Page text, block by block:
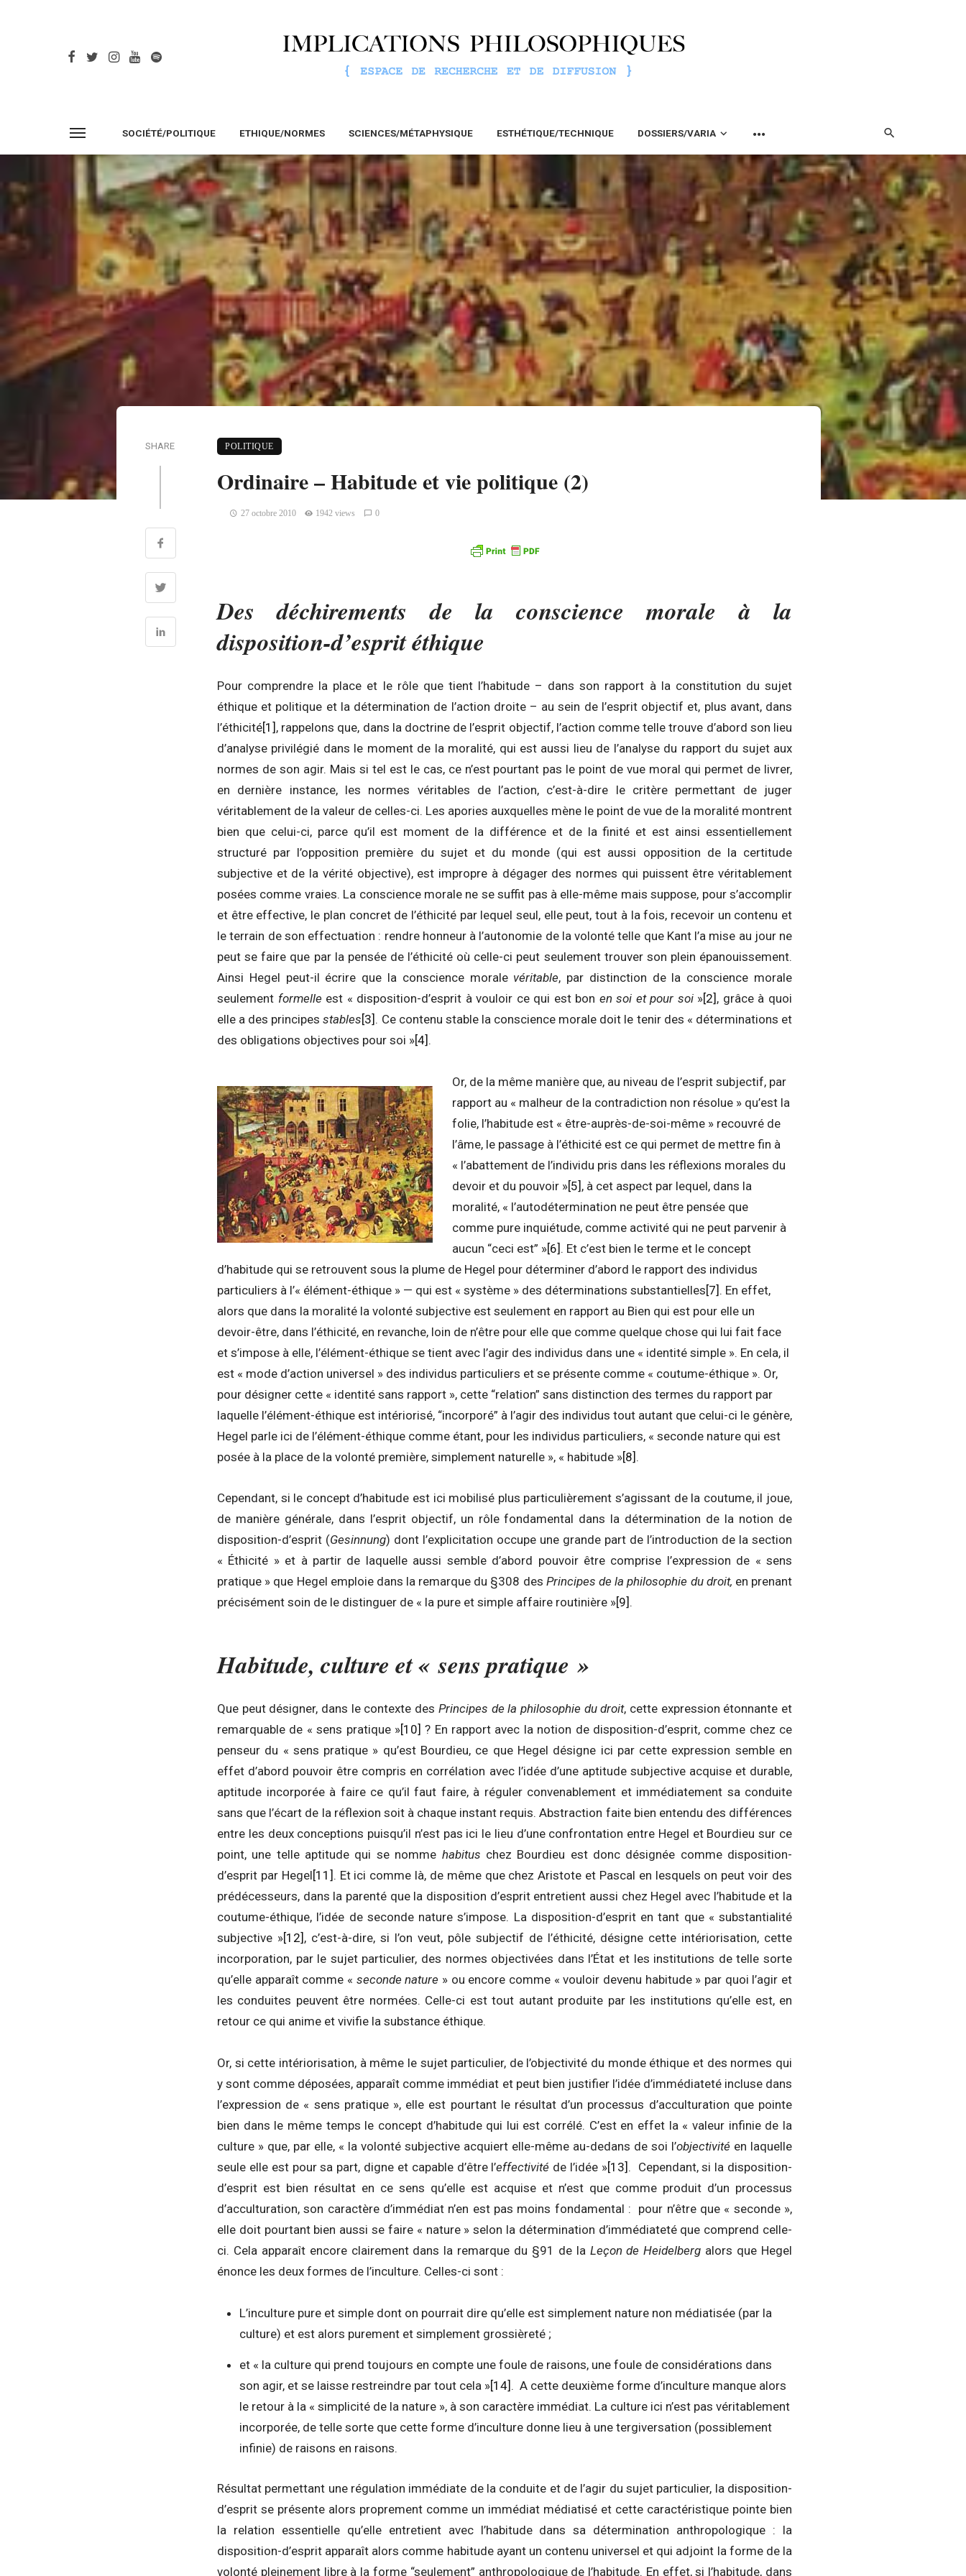
SOCIÉTÉ/POLITIQUE ETHIQUE/NORMES SCIENCES/MÉTAPHYSIQUE ESTHÉTIQUE/TECHNIQUE DOSSIERS/VARIA
SHARE POLITIQUE
Ordinaire – Habitude et vie politique (2)
27 octobre 2010 1942 views 0
Des déchirements de la conscience morale à la
disposition-d’esprit éthique
Pour comprendre la place et le rôle que tient l’habitude – dans son rapport à la constitution du sujet
éthique et politique et la détermination de l’action droite – au sein de l’esprit objectif et, plus avant, dans
l’éthicité[1] , rappelons que, dans la doctrine de l’esprit objectif, l’action comme telle trouve d’abord son lieu
d’analyse privilégié dans le moment de la moralité, qui est aussi lieu de l’analyse du rapport du sujet aux
normes de son agir. Mais si tel est le cas, ce n’est pourtant pas le point de vue moral qui permet de livrer,
en dernière instance, les normes véritables de l’action, c’est-à-dire le critère permettant de juger
véritablement de la valeur de celles-ci. Les apories auxquelles mène le point de vue de la moralité montrent
bien que celui-ci, parce qu’il est moment de la différence et de la finité et est ainsi essentiellement
structuré par l’opposition première du sujet et du monde (qui est aussi opposition de la certitude
subjective et de la vérité objective), est impropre à dégager des normes qui puissent être véritablement
posées comme vraies. La conscience morale ne se suffit pas à elle-même mais suppose, pour s’accomplir
et être effective, le plan concret de l’éthicité par lequel seul, elle peut, tout à la fois, recevoir un contenu et
le terrain de son effectuation : rendre honneur à l’autonomie de la volonté telle que Kant l’a mise au jour ne
peut se faire que par la pensée de l’éthicité où celle-ci peut seulement trouver son plein épanouissement.
Ainsi Hegel peut-il écrire que la conscience morale véritable, par distinction de la conscience morale
seulement formelle est « disposition-d’esprit à vouloir ce qui est bon en soi et pour soi»[2] , grâce à quoi
elle a des principesstables[3] . Ce contenu stable la conscience morale doit le tenir des « déterminations et
des obligations objectives pour soi »[4] .
Or, de la même manière que, au niveau de l’esprit subjectif, par
rapport au « malheur de la contradiction non résolue » qu’est la
folie, l’habitude est « être-auprès-de-soi-même » recouvré de
l’âme, le passage à l’éthicité est ce qui permet de mettre fin à
« l’abattement de l’individu pris dans les réflexions morales du
devoir et du pouvoir »[5] , à cet aspect par lequel, dans la
moralité, « l’autodétermination ne peut être pensée que
comme pure inquiétude, comme activité qui ne peut parvenir à
aucun “ceci est” »[6] . Et c’est bien le terme et le concept
d’habitude qui se retrouvent sous la plume de Hegel pour déterminer d’abord le rapport des individus
particuliers à l’« élément-éthique » — qui est « système » des déterminations substantielles[7] . En effet,
alors que dans la moralité la volonté subjective est seulement en rapport au Bien qui est pour elle un
devoir-être, dans l’éthicité, en revanche, loin de n’être pour elle que comme quelque chose qui lui fait face
et s’impose à elle, l’élément-éthique se tient avec l’agir des individus dans une « identité simple ». En cela, il
est « mode d’action universel » des individus particuliers et se présente comme « coutume-éthique ». Or,
pour désigner cette « identité sans rapport », cette “relation” sans distinction des termes du rapport par
laquelle l’élément-éthique est intériorisé, “incorporé” à l’agir des individus tout autant que celui-ci le génère,
Hegel parle ici de l’élément-éthique comme étant, pour les individus particuliers, « seconde nature qui est
posée à la place de la volonté première, simplement naturelle », « habitude »[8] .
Cependant, si le concept d’habitude est ici mobilisé plus particulièrement s’agissant de la coutume, il joue,
de manière générale, dans l’esprit objectif, un rôle fondamental dans la détermination de la notion de
disposition-d’esprit (Gesinnung) dont l’explicitation occupe une grande part de l’introduction de la section
« Éthicité » et à partir de laquelle aussi semble d’abord pouvoir être comprise l’expression de « sens
pratique » que Hegel emploie dans la remarque du §308 des Principes de la philosophie du droit, en prenant
précisément soin de le distinguer de « la pure et simple affaire routinière »[9] .
Habitude, culture et « sens pratique »
Que peut désigner, dans le contexte des Principes de la philosophie du droit, cette expression étonnante et
remarquable de « sens pratique »[10] ? En rapport avec la notion de disposition-d’esprit, comme chez ce
penseur du « sens pratique » qu’est Bourdieu, ce que Hegel désigne ici par cette expression semble en
effet d’abord pouvoir être compris en corrélation avec l’idée d’une aptitude subjective acquise et durable,
aptitude incorporée à faire ce qu’il faut faire, à réguler convenablement et immédiatement sa conduite
sans que l’écart de la réflexion soit à chaque instant requis. Abstraction faite bien entendu des différences
entre les deux conceptions puisqu’il n’est pas ici le lieu d’une confrontation entre Hegel et Bourdieu sur ce
point, une telle aptitude qui se nomme habitus chez Bourdieu est donc désignée comme disposition-
d’esprit par Hegel[11] . Et ici comme là, de même que chez Aristote et Pascal en lesquels on peut voir des
prédécesseurs, dans la parenté que la disposition d’esprit entretient aussi chez Hegel avec l’habitude et la
coutume-éthique, l’idée de seconde nature s’impose. La disposition-d’esprit en tant que « substantialité
subjective »[12] , c’est-à-dire, si l’on veut, pôle subjectif de l’éthicité, désigne cette intériorisation, cette
incorporation, par le sujet particulier, des normes objectivées dans l’État et les institutions de telle sorte
qu’elle apparaît comme « seconde nature » ou encore comme « vouloir devenu habitude » par quoi l’agir et
les conduites peuvent être normées. Celle-ci est tout autant produite par les institutions qu’elle est, en
retour ce qui anime et vivifie la substance éthique.
Or, si cette intériorisation, à même le sujet particulier, de l’objectivité du monde éthique et des normes qui
y sont comme déposées, apparaît comme immédiat et peut bien justifier l’idée d’immédiateté incluse dans
l’expression de « sens pratique », elle est pourtant le résultat d’un processus d’acculturation que pointe
bien dans le même temps le concept d’habitude qui lui est corrélé. C’est en effet la « valeur infinie de la
culture » que, par elle, « la volonté subjective acquiert elle-même au-dedans de soi l’objectivité en laquelle
seule elle est pour sa part, digne et capable d’être l’effectivité de l’idée »[13] . Cependant, si la disposition-
d’esprit est bien résultat en ce sens qu’elle est acquise et n’est que comme produit d’un processus
d’acculturation, son caractère d’immédiat n’en est pas moins fondamental : pour n’être que « seconde »,
elle doit pourtant bien aussi se faire « nature » selon la détermination d’immédiateté que comprend celle-
ci. Cela apparaît encore clairement dans la remarque du §91 de la Leçon de Heidelberg alors que Hegel
énonce les deux formes de l’inculture. Celles-ci sont :
L’inculture pure et simple dont on pourrait dire qu’elle est simplement nature non médiatisée (par la
culture) et est alors purement et simplement grossièreté ;
et « la culture qui prend toujours en compte une foule de raisons, une foule de considérations dans
son agir, et se laisse restreindre par tout cela »[14] . A cette deuxième forme d’inculture manque alors
le retour à la « simplicité de la nature », à son caractère immédiat. La culture ici n’est pas véritablement
incorporée, de telle sorte que cette forme d’inculture donne lieu à une tergiversation (possiblement
infinie) de raisons en raisons.
Résultat permettant une régulation immédiate de la conduite et de l’agir du sujet particulier, la disposition-
d’esprit se présente alors proprement comme un immédiat médiatisé et cette caractéristique pointe bien
la relation essentielle qu’elle entretient avec l’habitude dans sa détermination anthropologique : la
disposition-d’esprit apparaît alors comme habitude ayant un contenu universel et qui adjoint la forme de la
volonté pleinement libre à la forme “seulement” anthropologique de l’habitude. En effet, si l’habitude, dans